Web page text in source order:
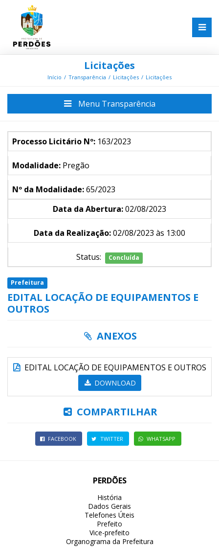
Licitações
Início Transparência Licitações Licitações
Menu Transparência
Processo Licitário Nº: 163/2023
Modalidade: Pregão
Nº da Modalidade:65/2023
Data da Abertura:02/08/2023
Data da Realização:02/08/2023 às 13:00
Status: Concluída
Prefeitura
EDITAL LOCAÇÃO DE EQUIPAMENTOS E
OUTROS
ANEXOS
EDITAL LOCAÇÃO DE EQUIPAMENTOS E OUTROS
DOWNLOAD
COMPARTILHAR
FACEBOOK TWITTER WHATSAPP
PERDÕES
História
Dados Gerais
Telefones Úteis
Prefeito
Vice-prefeito
Organograma da Prefeitura